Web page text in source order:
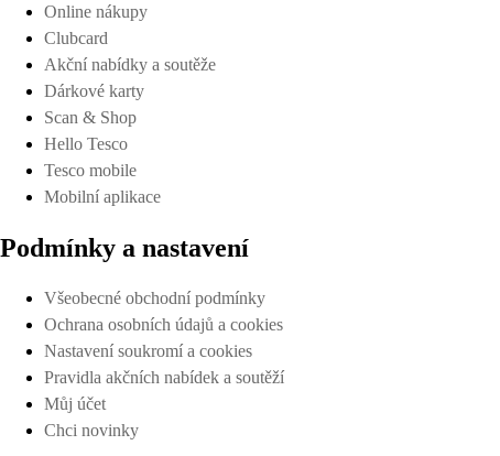
Online nákupy
Clubcard
Akční nabídky a soutěže
Dárkové karty
Scan & Shop
Hello Tesco
Tesco mobile
Mobilní aplikace
Podmínky a nastavení
Všeobecné obchodní podmínky
Ochrana osobních údajů a cookies
Nastavení soukromí a cookies
Pravidla akčních nabídek a soutěží
Můj účet
Chci novinky